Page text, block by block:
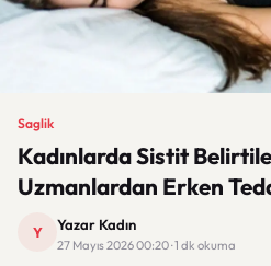
Saglik
Kadınlarda Sistit
Uzmanlardan Erken
Y Yazar Kadın
27 Mayıs 2026 00:20 · 1 dk okuma